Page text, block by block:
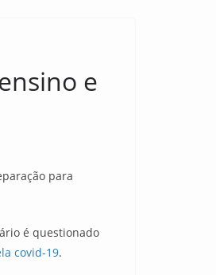
e
para
é questionado
covid-19.